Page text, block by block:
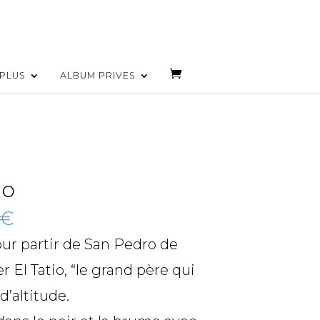
ALBUM PRIVES
€
partir de San Pedro de
El Tatio, “le grand père qui